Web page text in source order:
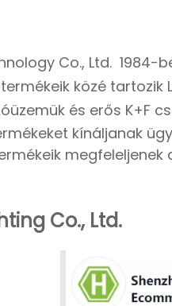
Co., Ltd. 1984-
közé tartozik
és erős K+F
kínáljanak
megfeleljenek
Co., Ltd.